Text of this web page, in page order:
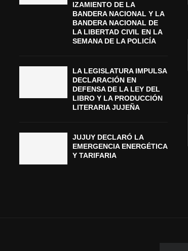
IZAMIENTO DE LA
BANDERA NACIONAL Y LA
BANDERA NACIONAL DE
LA LIBERTAD CIVIL EN LA
SEMANA DE LA POLICÍA
LA LEGISLATURA IMPULSA
DECLARACIÓN EN
DEFENSA DE LA LEY DEL
LIBRO Y LA PRODUCCIÓN
LITERARIA JUJEÑA
JUJUY DECLARÓ LA
EMERGENCIA ENERGÉTICA
Y TARIFARIA